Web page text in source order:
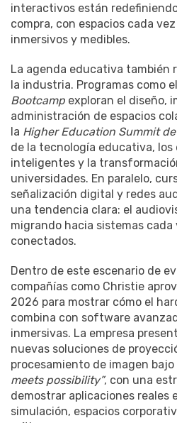
interactivos están
compra, con espacios cada
inmersivos y medibles.
La agenda educativa también
la industria. Programas como el
Bootcamp exploran el diseño,
administración de espacios
la Higher Education Summit de
de la tecnología educativa, los
inteligentes y la
universidades. En paralelo,
señalización digital y redes
una tendencia clara: el
migrando hacia sistemas
conectados.
Dentro de este escenario de
compañías como Christie
2026 para mostrar cómo el
combina con software
inmersivas. La empresa
nuevas soluciones de
procesamiento de imagen
meets possibility”, con una
demostrar aplicaciones reales
simulación, espacios